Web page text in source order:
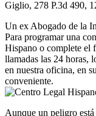
Giglio, 278 P.3d 490,
Un ex Abogado de la
Para programar una
Hispano o complete el
llamadas las 24 horas,
en nuestra oficina, en
conveniente.
Aunque un peligro